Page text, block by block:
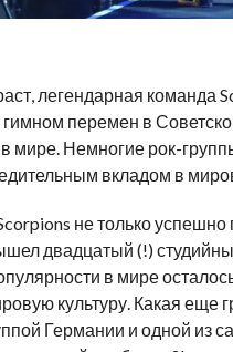
легендарная команда
гимном перемен в
мире. Немногие рок-
вкладом в
не только успешно
двадцатый (!)
в мире
культуру. Какая еще
Германии и одной из